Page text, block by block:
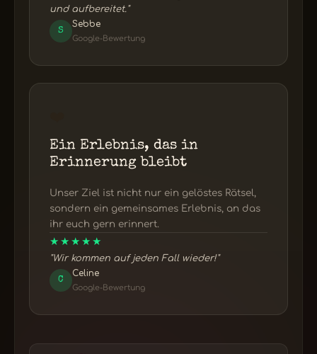
und aufbereitet."
S
Sebbe
Google-Bewertung
Ein Erlebnis, das in
Erinnerung bleibt
Unser Ziel ist nicht nur ein gelöstes Rätsel,
sondern ein gemeinsames Erlebnis, an das
ihr euch gern erinnert.
★★★★★
"Wir kommen auf jeden Fall wieder!"
C
Celine
Google-Bewertung